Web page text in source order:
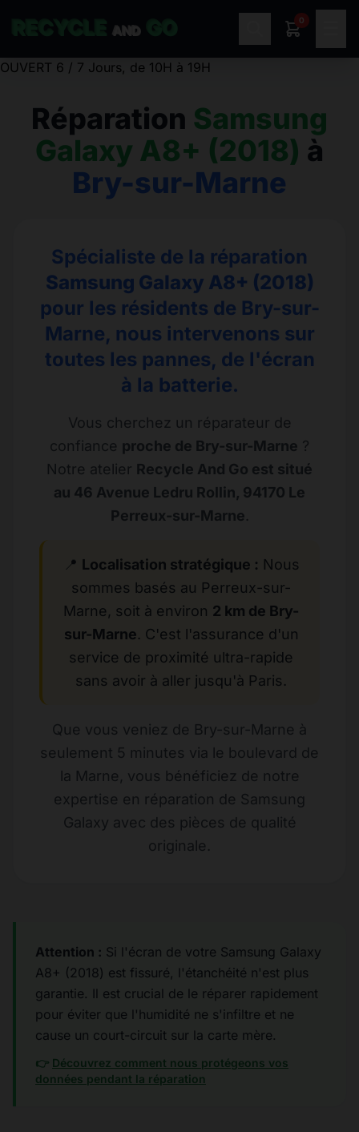
AND
0
OUVERT 6 / 7 Jours, de 10H à 19H
Réparation Samsung
Galaxy A8+ (2018) à
Bry-sur-Marne
Spécialiste de la réparation
Samsung Galaxy A8+ (2018)
pour les résidents de Bry-sur-
Marne, nous intervenons sur
toutes les pannes, de l'écran
à la batterie.
Vous cherchez un réparateur de
confiance proche de Bry-sur-Marne ?
Notre atelier Recycle And Go est situé
au 46 Avenue Ledru Rollin, 94170 Le
Perreux-sur-Marne.
📍 Localisation stratégique : Nous
sommes basés au Perreux-sur-
Marne, soit à environ 2 km de Bry-
sur-Marne. C'est l'assurance d'un
service de proximité ultra-rapide
sans avoir à aller jusqu'à Paris.
Que vous veniez de Bry-sur-Marne à
seulement 5 minutes via le boulevard de
la Marne, vous bénéficiez de notre
expertise en réparation de Samsung
Galaxy avec des pièces de qualité
originale.
Attention : Si l'écran de votre Samsung Galaxy
A8+ (2018) est fissuré, l'étanchéité n'est plus
garantie. Il est crucial de le réparer rapidement
pour éviter que l'humidité ne s'infiltre et ne
cause un court-circuit sur la carte mère.
👉 Découvrez comment nous protégeons vos
données pendant la réparation